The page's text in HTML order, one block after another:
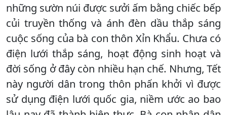
những sườn núi được sưởi ấm bằng chiếc bếp
củi truyền thống và ánh đèn dầu thắp sáng
cuộc sống của bà con thôn Xỉn Khẩu. Chưa có
điện lưới thắp sáng, hoạt động sinh hoạt và
đời sống ở đây còn nhiều hạn chế. Nhưng, Tết
này người dân trong thôn phấn khởi vì được
sử dụng điện lưới quốc gia, niềm ước ao bao